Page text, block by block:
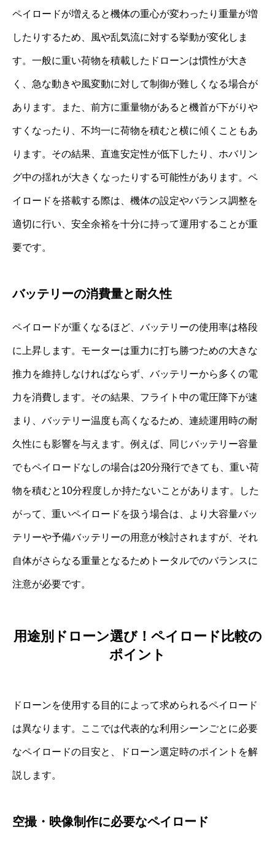
ペイロードが増えると機体の重心が変わったり重量が増
したりするため、風や乱気流に対する挙動が変化しま
す。一般に重い荷物を積載したドローンは慣性が大き
く、急な動きや風変動に対して制御が難しくなる場合が
あります。また、前方に重量物があると機首が下がりや
すくなったり、不均一に荷物を積むと横に傾くこともあ
ります。その結果、直進安定性が低下したり、ホバリン
グ中の揺れが大きくなったりする可能性があります。ペ
イロードを搭載する際は、機体の設定やバランス調整を
適切に行い、安全余裕を十分に持って運用することが重
要です。
バッテリーの消費量と耐久性
ペイロードが重くなるほど、バッテリーの使用率は格段
に上昇します。モーターは重力に打ち勝つための大きな
推力を維持しなければならず、バッテリーから多くの電
力を消費します。その結果、フライト中の電圧降下が速
まり、バッテリー温度も高くなるため、連続運用時の耐
久性にも影響を与えます。例えば、同じバッテリー容量
でもペイロードなしの場合は20分飛行できても、重い荷
物を積むと10分程度しか持たないことがあります。した
がって、重いペイロードを扱う場合は、より大容量バッ
テリーや予備バッテリーの用意が検討されますが、それ
自体がさらなる重量となるためトータルでのバランスに
注意が必要です。
用途別ドローン選び！ペイロード比較の
ポイント
ドローンを使用する目的によって求められるペイロード
は異なります。ここでは代表的な利用シーンごとに必要
なペイロードの目安と、ドローン選定時のポイントを解
説します。
空撮・映像制作に必要なペイロード